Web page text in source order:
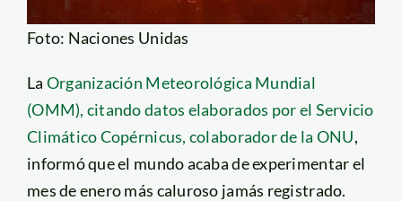
Foto: Naciones Unidas
La Organización Meteorológica Mundial
(OMM), citando datos elaborados por el Servicio
Climático Copérnicus, colaborador de la ONU,
informó que el mundo acaba de experimentar el
mes de enero más caluroso jamás registrado.